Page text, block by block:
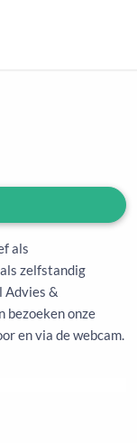
als
zelfstandig
Advies &
bezoeken onze
en via de webcam.